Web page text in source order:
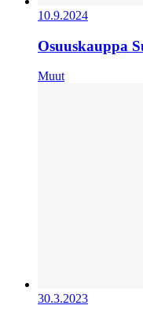
10.9.2024
Osuuskauppa
Muut
30.3.2023